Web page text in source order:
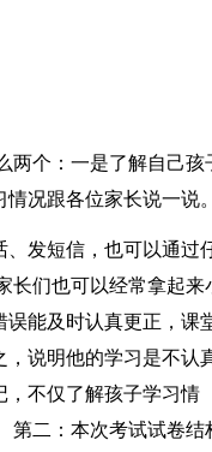
两个：一是了解自己孩
况跟各位家长说一说。
、发短信，也可以通过
长们也可以经常拿起来
能及时认真更正，课
，说明他的学习是不认
，不仅了解孩子学习情
第二：本次考试试卷结